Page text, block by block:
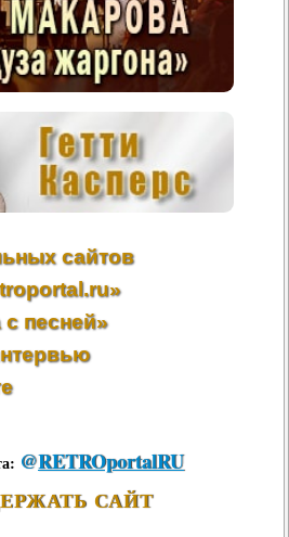
сайтов
песней»
@RETROportalRU
САЙТ